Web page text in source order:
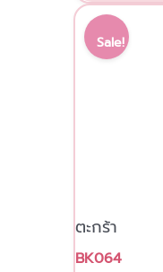
Sale!
ตะกร้า
BK064
Original
price